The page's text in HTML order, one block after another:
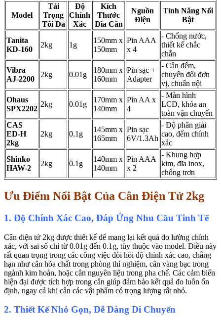
Model
Tải
Trọng
Tối Đa
Độ
Chính
Xác
Kích
Thước
Đĩa Cân
Nguồn
Điện
Tính Năng Nổi
Bật
Tanita
KD-160
2kg 1g
150mm x
150mm
Pin AAA
x 4
- Chống nước,
thiết kế chắc
chắn
Vibra
AJ-2200
2kg 0.01g
180mm x
160mm
Pin sạc +
Adapter
- Cân đếm,
chuyển đổi đơn
vị, chuẩn nội
Ohaus
SPX2202
2kg 0.01g
170mm x
140mm
Pin AA x
4
- Màn hình
LCD, khóa an
toàn vận chuyển
CAS
ED-H
2kg
2kg 0.1g
145mm x
165mm
Pin sạc
6V/1.3Ah
- Độ phân giải
cao, đếm chính
xác
Shinko
HAW-2
2kg 0.1g
140mm x
140mm
Pin AAA
x 2
- Khung hợp
kim, đĩa inox,
chống trơn
Ưu Điểm Nổi Bật Của Cân Điện Tử 2kg
1. Độ Chính Xác Cao, Đáp Ứng Nhu Cầu Tinh Tế
Cân điện tử 2kg được thiết kế để mang lại kết quả đo lường chính
xác, với sai số chỉ từ 0.01g đến 0.1g, tùy thuộc vào model. Điều này
rất quan trọng trong các công việc đòi hỏi độ chính xác cao, chẳng
hạn như cân hóa chất trong phòng thí nghiệm, cân vàng bạc trong
ngành kim hoàn, hoặc cân nguyên liệu trong pha chế. Các cảm biến
hiện đại được tích hợp trong cân giúp đảm bảo kết quả đo luôn ổn
định, ngay cả khi cân các vật phẩm có trọng lượng rất nhỏ.
2. Thiết Kế Nhỏ Gọn, Dễ Dàng Di Chuyển